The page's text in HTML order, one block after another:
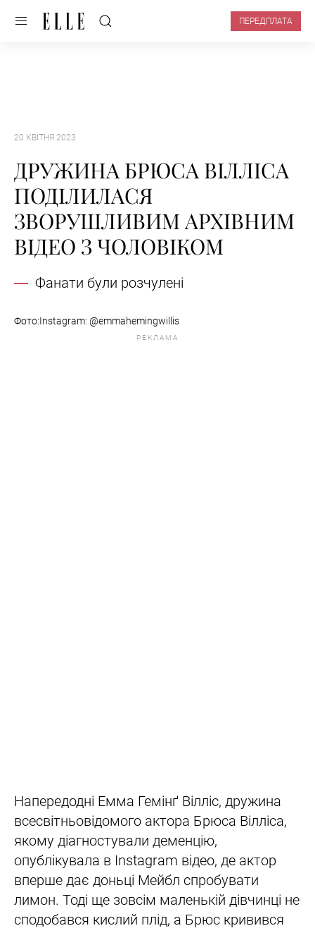
ПЕРЕДПЛАТА
20 КВІТНЯ 2023
ДРУЖИНА БРЮСА ВІЛЛІСА
ПОДІЛИЛАСЯ
ЗВОРУШЛИВИМ АРХІВНИМ
ВІДЕО З ЧОЛОВІКОМ
Фанати були розчулені
Фото:Instagram: @emmahemingwillis
РЕКЛАМА
Напередодні Емма Гемінґ Вілліс, дружина
всесвітньовідомого актора Брюса Вілліса,
якому діагностували деменцію,
опублікувала в Instagram відео, де актор
вперше дає доньці Мейбл спробувати
лимон. Тоді ще зовсім маленькій дівчинці не
сподобався кислий плід, а Брюс кривився